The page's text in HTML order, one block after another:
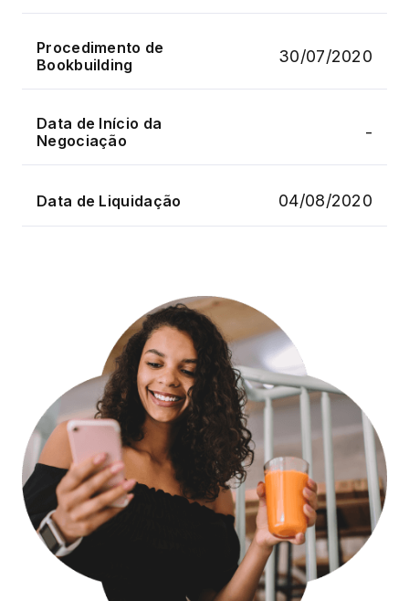
Procedimento de
Bookbuilding
30/07/2020
Data de Início da
Negociação
-
Data de Liquidação 04/08/2020